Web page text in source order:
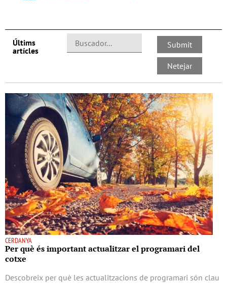
Últims
artícles
CERDANYA
Per què és important actualitzar el programari del
cotxe
Descobreix per què les actualitzacions de programari són clau